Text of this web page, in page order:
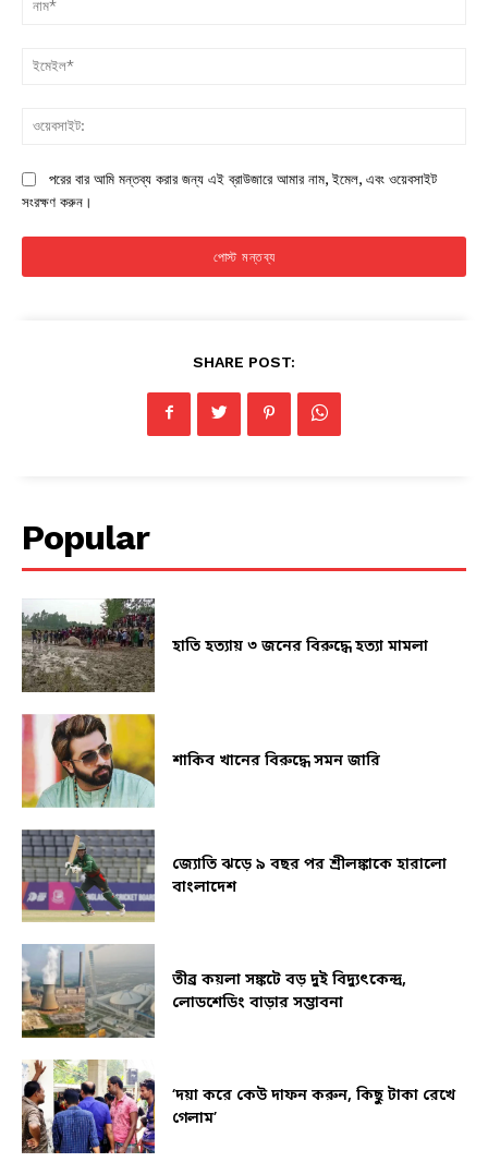
পরের বার আমি মন্তব্য করার জন্য এই ব্রাউজারে আমার নাম, ইমেল, এবং ওয়েবসাইট
সংরক্ষণ করুন।
SHARE POST:
Popular
হাতি হত্যায় ৩ জনের বিরুদ্ধে হত্যা মামলা
শাকিব খানের বিরুদ্ধে সমন জারি
জ্যোতি ঝড়ে ৯ বছর পর শ্রীলঙ্কাকে হারালো
বাংলাদেশ
তীব্র কয়লা সঙ্কটে বড় দুই বিদ্যুৎকেন্দ্র,
লোডশেডিং বাড়ার সম্ভাবনা
‘দয়া করে কেউ দাফন করুন, কিছু টাকা রেখে
গেলাম’